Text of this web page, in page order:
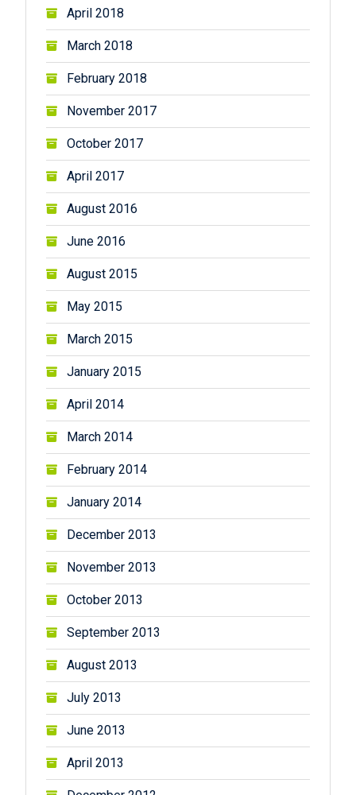
April 2018
March 2018
February 2018
November 2017
October 2017
April 2017
August 2016
June 2016
August 2015
May 2015
March 2015
January 2015
April 2014
March 2014
February 2014
January 2014
December 2013
November 2013
October 2013
September 2013
August 2013
July 2013
June 2013
April 2013